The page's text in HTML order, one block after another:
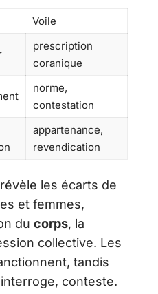
Voile
prescription
coranique
norme,
contestation
appartenance,
revendication
révèle les écarts de
et femmes,
du corps, la
collective. Les
tandis
conteste.